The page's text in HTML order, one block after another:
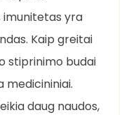
yra
Kaip greitai
stiprinimo budai
daug naudos,